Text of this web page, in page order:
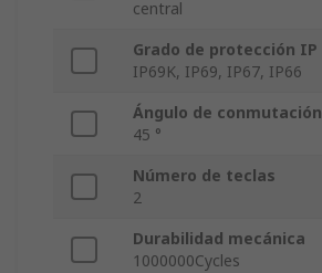
central
Grado de protección IP
IP69K, IP69, IP67, IP66
Ángulo de conmutación
45 °
Número de teclas
2
Durabilidad mecánica
1000000Cycles